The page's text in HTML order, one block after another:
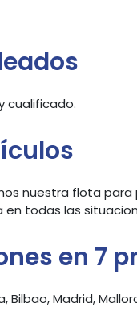
cualificado.
nuestra flota para
todas las
en 7
Bilbao, Madrid,